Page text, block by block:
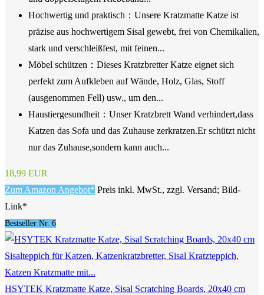
Hochwertig und praktisch：Unsere Kratzmatte Katze ist
präzise aus hochwertigem Sisal gewebt, frei von Chemikalien,
stark und verschleißfest, mit feinen...
Möbel schützen：Dieses Kratzbretter Katze eignet sich
perfekt zum Aufkleben auf Wände, Holz, Glas, Stoff
(ausgenommen Fell) usw., um den...
Haustiergesundheit：Unser Kratzbrett Wand verhindert,dass
Katzen das Sofa und das Zuhause zerkratzen.Er schützt nicht
nur das Zuhause,sondern kann auch...
18,99 EUR
Zum Amazon Angebot* Preis inkl. MwSt., zzgl. Versand; Bild-
Link*
Bestseller Nr. 6
HSYTEK Kratzmatte Katze, Sisal Scratching Boards, 20x40 cm